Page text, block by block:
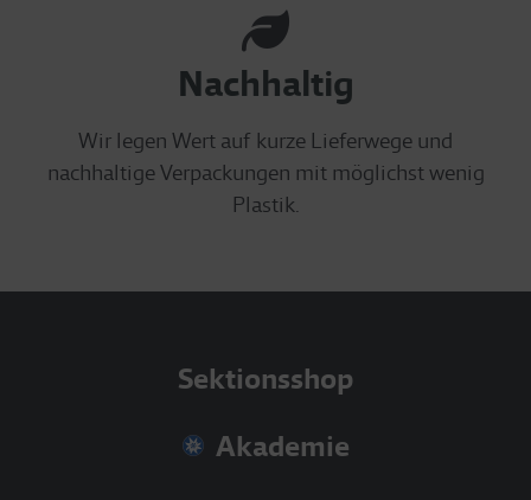
Nachhaltig
Wir legen Wert auf kurze Lieferwege und
nachhaltige Verpackungen mit möglichst wenig
Plastik.
Sektionsshop
Akademie